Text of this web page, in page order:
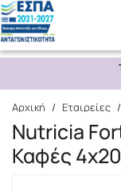
Αρχική / Εταιρείες /
Nutricia
Καφές